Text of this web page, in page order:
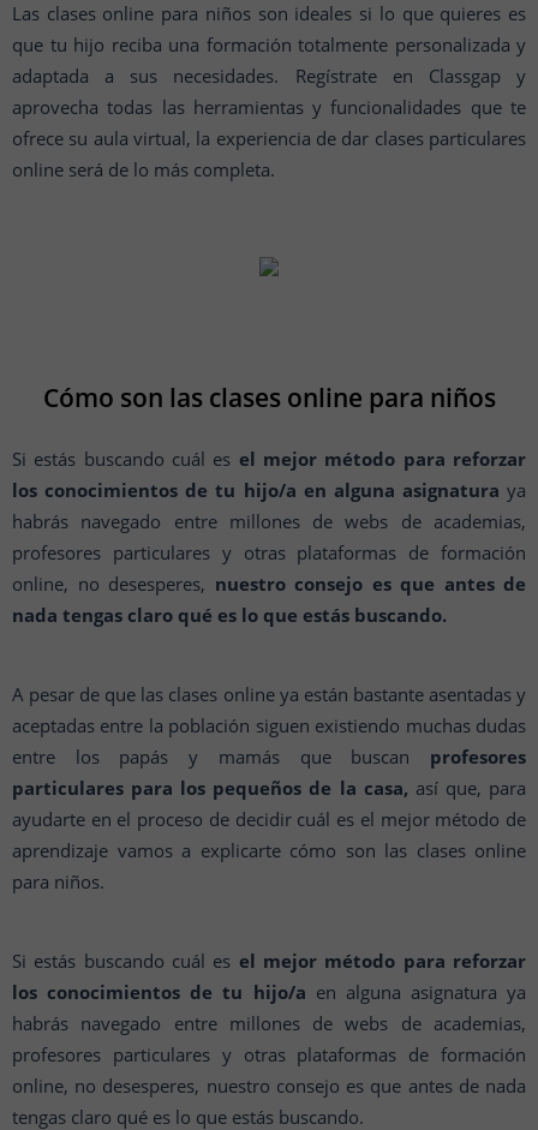
Las clases online para niños son ideales si lo que quieres es
que tu hijo reciba una formación totalmente personalizada y
adaptada a sus necesidades. Regístrate en Classgap y
aprovecha todas las herramientas y funcionalidades que te
ofrece su aula virtual, la experiencia de dar clases particulares
online será de lo más completa.
Cómo son las clases online para niños
Si estás buscando cuál es el mejor método para reforzar
los conocimientos de tu hijo/a en alguna asignatura ya
habrás navegado entre millones de webs de academias,
profesores particulares y otras plataformas de formación
online, no desesperes, nuestro consejo es que antes de
nada tengas claro qué es lo que estás buscando.
A pesar de que las clases online ya están bastante asentadas y
aceptadas entre la población siguen existiendo muchas dudas
entre los papás y mamás que buscan profesores
particulares para los pequeños de la casa, así que, para
ayudarte en el proceso de decidir cuál es el mejor método de
aprendizaje vamos a explicarte cómo son las clases online
para niños.
Si estás buscando cuál es el mejor método para reforzar
los conocimientos de tu hijo/a en alguna asignatura ya
habrás navegado entre millones de webs de academias,
profesores particulares y otras plataformas de formación
online, no desesperes, nuestro consejo es que antes de nada
tengas claro qué es lo que estás buscando.